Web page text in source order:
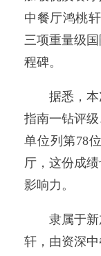
中餐厅鸿桃
三项重量级
程碑。
据悉，
指南一钻评
单位列第78
厅，这份成
影响力。
隶属于
轩，由资深